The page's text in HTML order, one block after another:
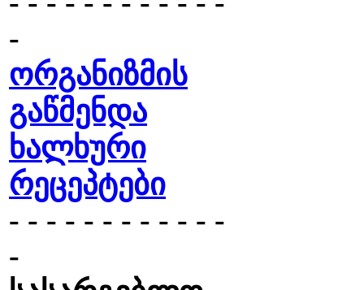
-
ორგანიზმის
გაწმენდა
ხალხური
რეცეპტები
- - - - - - - - - - - -
-